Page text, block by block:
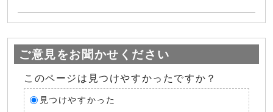
ご意見をお聞かせください
このページは見つけやすかったですか？
見つけやすかった